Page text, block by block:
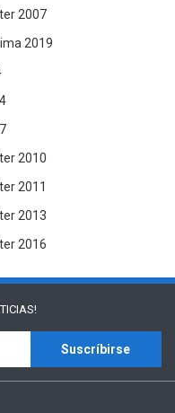
2007
2019
2010
2011
2013
2016
Suscríbirse